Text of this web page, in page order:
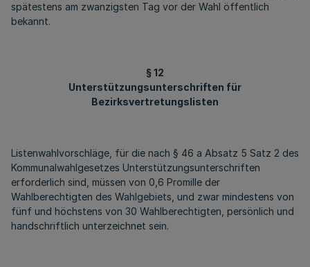
spätestens am zwanzigsten Tag vor der Wahl öffentlich
bekannt.
§ 12
Unterstützungsunterschriften für
Bezirksvertretungslisten
Listenwahlvorschläge, für die nach § 46 a Absatz 5 Satz 2 des
Kommunalwahlgesetzes Unterstützungsunterschriften
erforderlich sind, müssen von 0,6 Promille der
Wahlberechtigten des Wahlgebiets, und zwar mindestens von
fünf und höchstens von 30 Wahlberechtigten, persönlich und
handschriftlich unterzeichnet sein.